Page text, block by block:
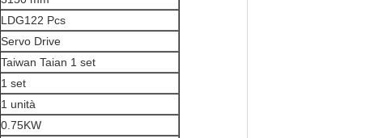
LDG122 Pcs
Servo Drive
Taiwan Taian 1 set
1 set
1 unità
0.75KW